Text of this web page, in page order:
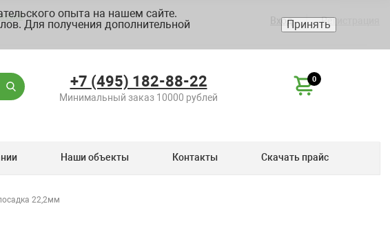
Вход Регистрация
+7 (495) 182-88-22
Минимальный заказ 10000 рублей
0
Наши объекты Контакты Скачать прайс
22,2мм
опыта на нашем сайте.
Для получения дополнительной
Принять